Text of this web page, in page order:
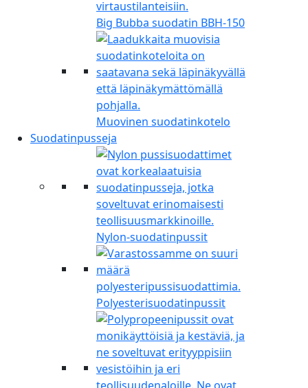
Big Bubba suodatin BBH-150
Muovinen suodatinkotelo
Suodatinpusseja
Nylon-suodatinpussit
Polyesterisuodatinpussit